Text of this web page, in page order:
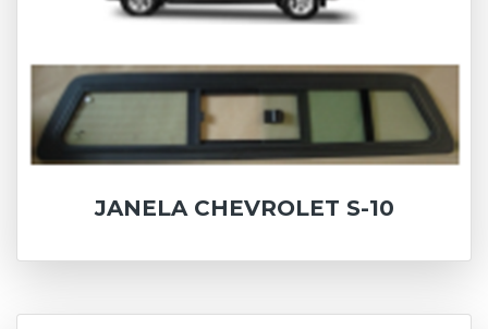
JANELA CHEVROLET S-10